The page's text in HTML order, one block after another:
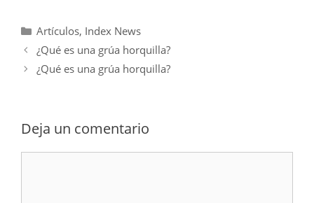
Categorías
Artículos, Index News
¿Qué es una grúa horquilla?
¿Qué es una grúa horquilla?
Deja un comentario